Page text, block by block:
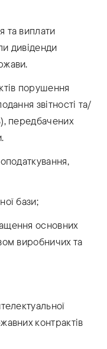
та виплати
дивіденди
порушення
звітності та/
передбачених
бази;
основних
виробничих та
контрактів